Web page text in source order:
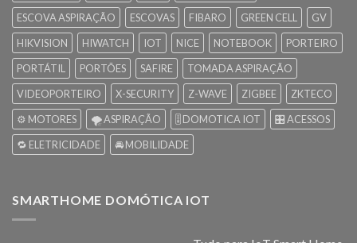
ESCOVA ASPIRAÇÃO
ESCOVAS FIBARO GREEN CELL
GV
HIKVISION
HIWATCH IOT NICE NOTEBOOK
PORTEIRO
PORTÁTIL
PORTÕES SAFIRE
TOMADA ASPIRAÇÃO
VIDEOPORTEIRO
X-SECURITY Z-WAVE ZIGBEE
ZKTECO
⚙️ MOTORES
🌪️ ASPIRAÇÃO 🎚️ DOMOTICA IOT
🎛️ ACESSOS
🔁 ELETRICIDADE
🚘 MOBILIDADE
SMARTHOME DOMÓTICA IOT